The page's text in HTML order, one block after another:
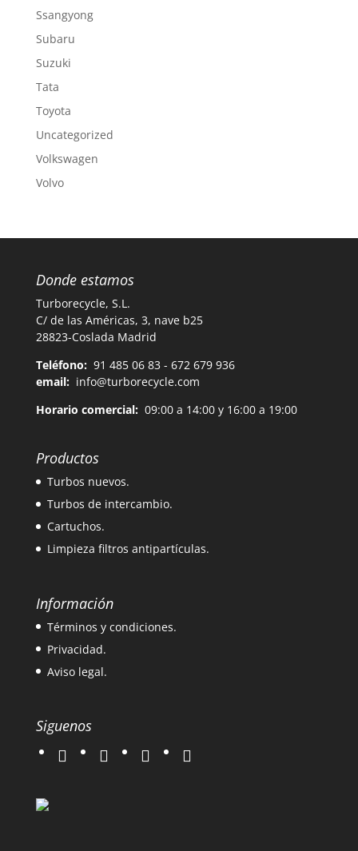
Ssangyong
Subaru
Suzuki
Tata
Toyota
Uncategorized
Volkswagen
Volvo
Donde estamos
Turborecycle, S.L.
C/ de las Américas, 3, nave b25
28823-Coslada Madrid
Teléfono: 91 485 06 83 - 672 679 936
email: info@turborecycle.com
Horario comercial:09:00 a 14:00 y 16:00 a 19:00
Productos
Turbos nuevos.
Turbos de intercambio.
Cartuchos.
Limpieza filtros antipartículas.
Información
Términos y condiciones.
Privacidad.
Aviso legal.
Siguenos
twitter instagramfacebook google